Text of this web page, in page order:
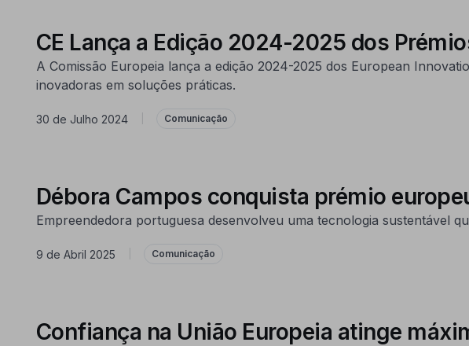
CE Lança a Edição 2024-2025 dos
A Comissão Europeia lança a edição 2024-2025 dos European
inovadoras em soluções práticas.
30 de Julho 2024 Comunicação
Débora Campos conquista prémio
Empreendedora portuguesa desenvolveu uma tecnologia sustentável
9 de Abril 2025 Comunicação
Confiança na União Europeia atinge